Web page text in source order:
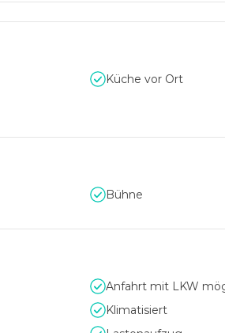
für Ihr Event zur Verfügung.
Küche vor Ort
Bühne
Anfahrt mit LKW
Klimatisiert